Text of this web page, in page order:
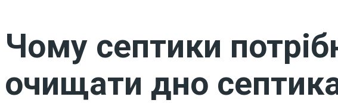
Чому септики
очищати дно